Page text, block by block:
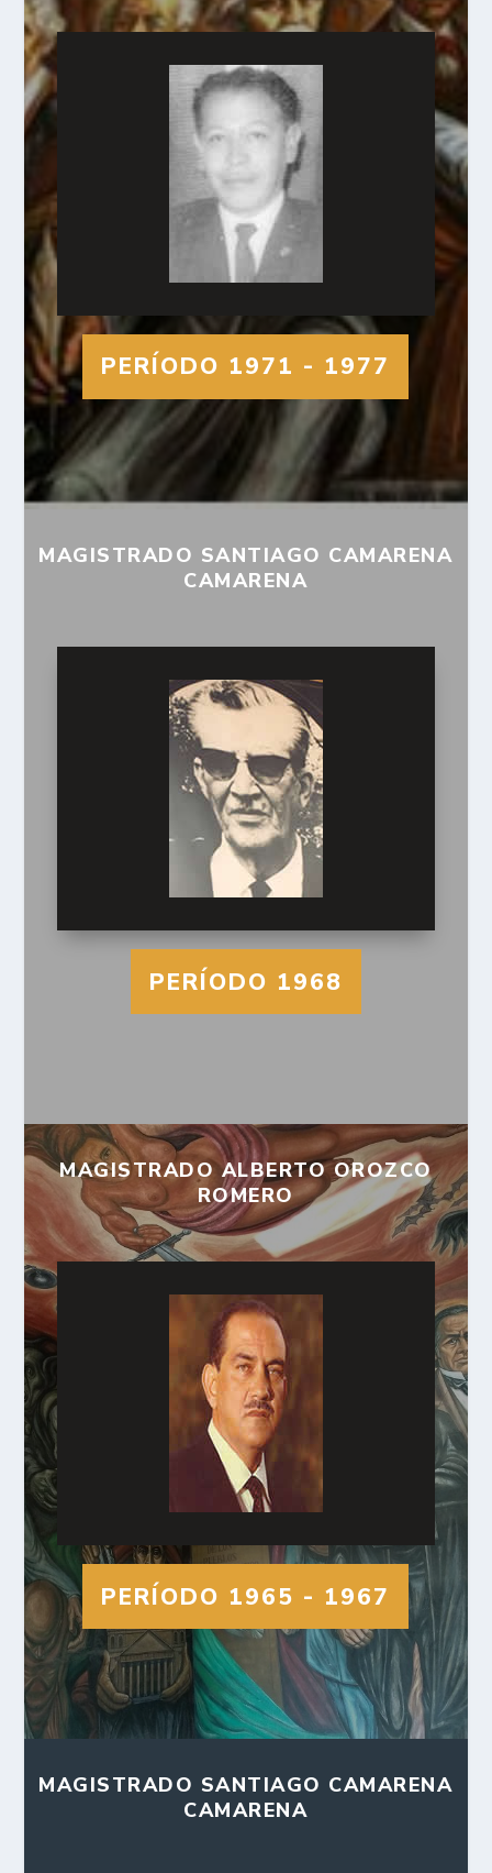
PERÍODO 1971 - 1977
MAGISTRADO SANTIAGO CAMARENA
CAMARENA
PERÍODO 1968
MAGISTRADO ALBERTO OROZCO
ROMERO
PERÍODO 1965 - 1967
MAGISTRADO SANTIAGO CAMARENA
CAMARENA